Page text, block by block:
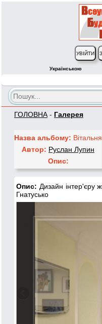
Українською
ГОЛОВНА - Галерея
Назва альбому: Вітальня
Автор: Руслан Лупин
Опис:
Опис: Дизайн інтер'єру
Гнатусько